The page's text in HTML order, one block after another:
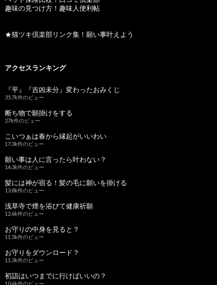
趣味の見つけ方！趣味人便利帖
★猫ツキ倶楽部リンク集！願い事叶えよう
アクセスランキング
『平』『吉凶未分』変わったおみくじ
35.7k件のビュー
断ち物で願掛けをする
27k件のビュー
こいつぁは春から縁起がいいわい
17.3k件のビュー
願い事は人に言ったら叶わない？
14.3k件のビュー
髪には神が宿る！髪の毛に願いを掛ける
13.8k件のビュー
浅草寺で煙を浴びて健康祈願
12.6k件のビュー
お守りの中身を見ると？
11.5k件のビュー
お守りをダウンロード？
11.3k件のビュー
初詣はいつまでに行けばいいの？
10.6k件のビュー